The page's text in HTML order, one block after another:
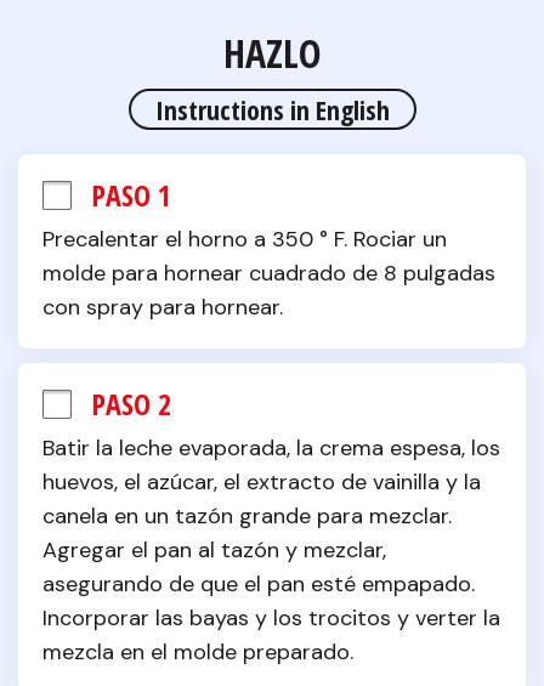
HAZLO
Instructions in English
PASO 1
Precalentar el horno a 350 ° F. Rociar un
molde para hornear cuadrado de 8 pulgadas
con spray para hornear.
PASO 2
Batir la leche evaporada, la crema espesa, los
huevos, el azúcar, el extracto de vainilla y la
canela en un tazón grande para mezclar.
Agregar el pan al tazón y mezclar,
asegurando de que el pan esté empapado.
Incorporar las bayas y los trocitos y verter la
mezcla en el molde preparado.